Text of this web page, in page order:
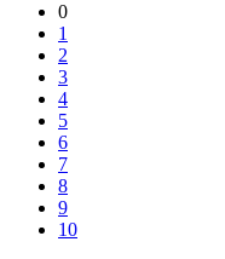
0
1
2
3
4
5
6
7
8
9
10